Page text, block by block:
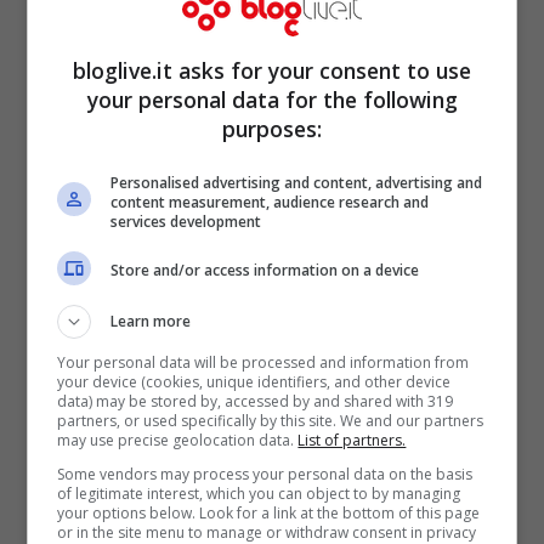
Game Changer
Southampton General fino all’autunno.
Successivamente verrà messo all’asta per
raccogliere fondi per enti di beneficenza
del servizio sanitario nazionale inglese.
Paula Head, CEO dell’University Hospital di
Southampton si dice onorata dal fatto che
bloglive.it asks for your consent to use
your personal data for the following
purposes:
Personalised advertising and content, advertising and
content measurement, audience research and
services development
Store and/or access information on a device
Learn more
Your personal data will be processed and information from
your device (cookies, unique identifiers, and other device
data) may be stored by, accessed by and shared with 319
partners, or used specifically by this site. We and our partners
may use precise geolocation data. List of partners.
Some vendors may process your personal data on the basis
of legitimate interest, which you can object to by managing
your options below. Look for a link at the bottom of this page
or in the site menu to manage or withdraw consent in privacy